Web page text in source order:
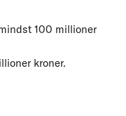
100 millioner
kroner.